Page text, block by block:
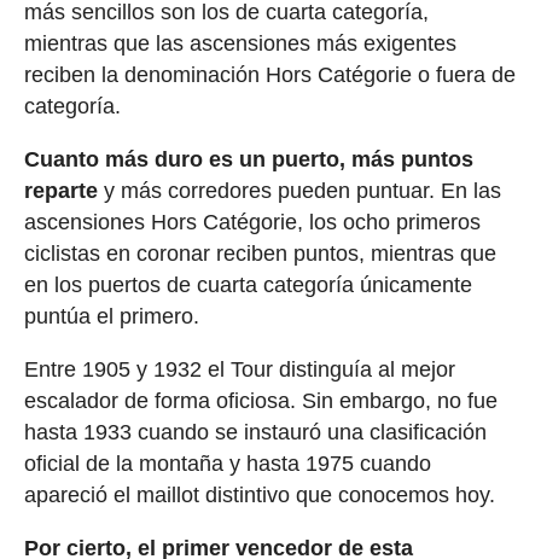
más sencillos son los de cuarta categoría,
mientras que las ascensiones más exigentes
reciben la denominación Hors Catégorie o fuera de
categoría.
Cuanto más duro es un puerto, más puntos
reparte y más corredores pueden puntuar. En las
ascensiones Hors Catégorie, los ocho primeros
ciclistas en coronar reciben puntos, mientras que
en los puertos de cuarta categoría únicamente
puntúa el primero.
Entre 1905 y 1932 el Tour distinguía al mejor
escalador de forma oficiosa. Sin embargo, no fue
hasta 1933 cuando se instauró una clasificación
oficial de la montaña y hasta 1975 cuando
apareció el maillot distintivo que conocemos hoy.
Por cierto, el primer vencedor de esta